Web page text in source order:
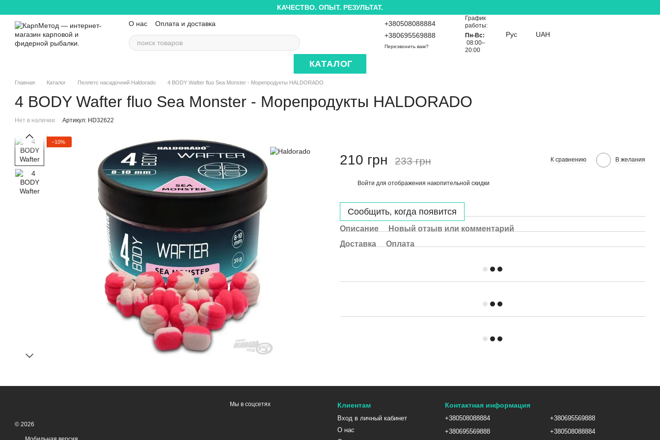
КАЧЕСТВО. ОПЫТ. РЕЗУЛЬТАТ.
О нас
Оплата и доставка
Контактная информация
+380508088884
+380695569888
Перезвонить вам?
График
работы:
Пн-Вс:
08:00–
20:00
Рус UAH
КАТАЛОГ
Главная Каталог Пеллетс насадочний Haldorado 4 BODY Wafter fluo Sea Monster - Морепродукты HALDORADO
4 BODY Wafter fluo Sea Monster - Морепродукты HALDORADO
Нет в наличии Артикул: HD32622
−10%
210 грн 233 грн К сравнению В желания
Войти для отображения накопительной скидки
Сообщить, когда появится
Описание
Новый отзыв или комментарий
Доставка
Оплата
© 2026
Мы в соцсетях Клиентам
Вход в личный кабинет
О нас
Контактная информация
+380508088884
+380695569888
+380695569888
+380508088884